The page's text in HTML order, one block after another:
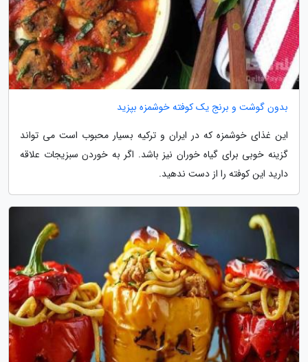
بدون گوشت و برنج یک کوفته خوشمزه بپزید
این غذای خوشمزه که در ایران و ترکیه بسیار محبوب است می تواند
گزینه خوبی برای گیاه خوران نیز باشد. اگر به خوردن سبزیجات علاقه
دارید این کوفته را از دست ندهید.